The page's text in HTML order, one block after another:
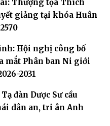
Thượng tọa Thích
giảng tại khóa Huân
Hội nghị công bố
mắt Phân ban Ni giới
2031
đàn Dược Sư cầu
dân an, tri ân Anh